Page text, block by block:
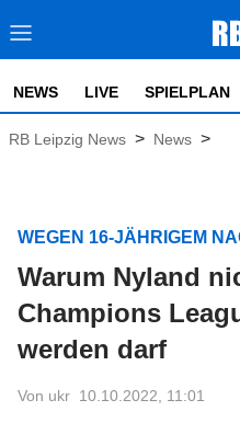
NEWS LIVE SPIELPLAN
RB Leipzig News > News >
WEGEN 16-JÄHRIGEM
Warum Nyland
Champions
werden darf
Von ukr 10.10.2022, 11:01